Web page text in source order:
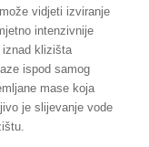
vidjeti izviranje
intenzivnije
iznad klizišta
ispod samog
mase koja
je slijevanje vode